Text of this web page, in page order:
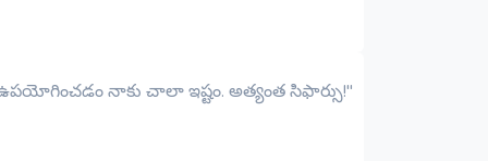
నాకు చాలా ఇష్టం. అత్యంత సిఫార్సు!"